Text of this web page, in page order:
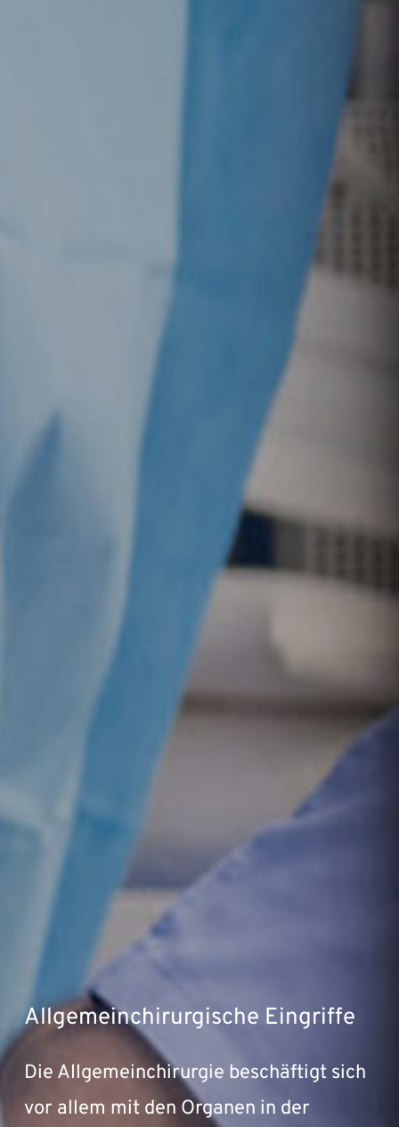
Allgemeinchirurgische Eingriffe
Die Allgemeinchirurgie beschäftigt sich
vor allem mit den Organen in der